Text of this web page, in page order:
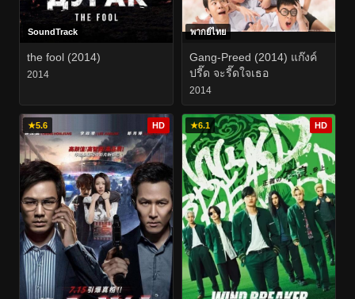
SoundTrack
the fool (2014)
2014
พากย์ไทย
Gang-Preed (2014) แก๊งค์
ปรี๊ด จะรี๊ดใจเธอ
2014
★5.6 HD ★6.1 HD